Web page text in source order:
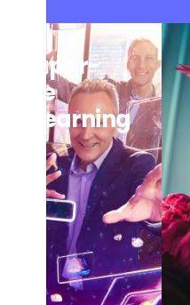
le super-
E-learning